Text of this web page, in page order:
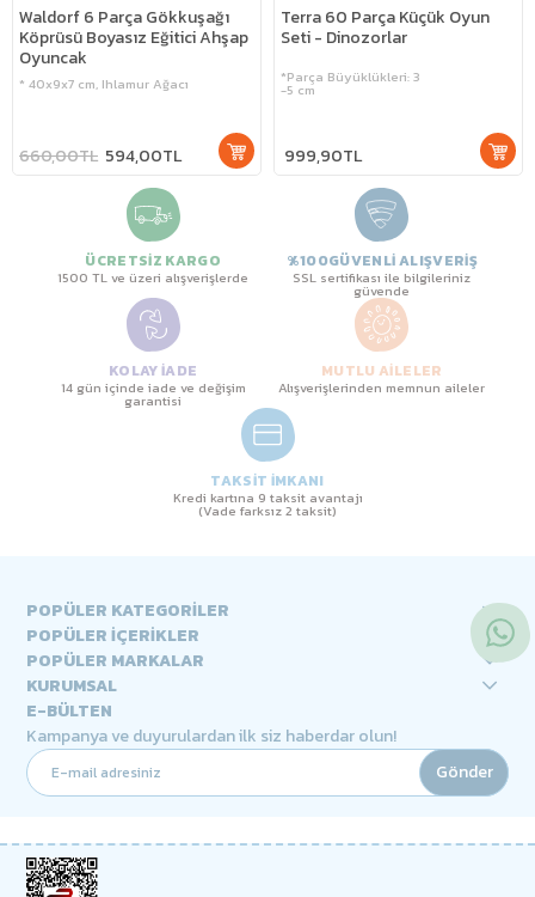
Waldorf 6 Parça Gökkuşağı
Köprüsü Boyasız Eğitici Ahşap
Oyuncak
* 40x9x7 cm, Ihlamur Ağacı
594,00TL
660,00TL
Terra 60 Parça Küçük Oyun
Seti - Dinozorlar
*Parça Büyüklükleri: 3
-5 cm
999,90TL
ÜCRETSİZ KARGO
1500 TL ve üzeri alışverişlerde
%100GÜVENLİ ALIŞVERİŞ
SSL sertifikası ile bilgileriniz
güvende
KOLAY İADE
14 gün içinde iade ve değişim
garantisi
MUTLU AİLELER
Alışverişlerinden memnun aileler
TAKSİT İMKANI
Kredi kartına 9 taksit avantajı
(Vade farksız 2 taksit)
POPÜLER KATEGORİLER
POPÜLER İÇERİKLER
POPÜLER MARKALAR
KURUMSAL
E-BÜLTEN
Kampanya ve duyurulardan ilk siz haberdar olun!
Gönder